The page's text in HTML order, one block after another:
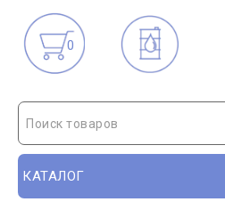
0
Поиск товаров
КАТАЛОГ